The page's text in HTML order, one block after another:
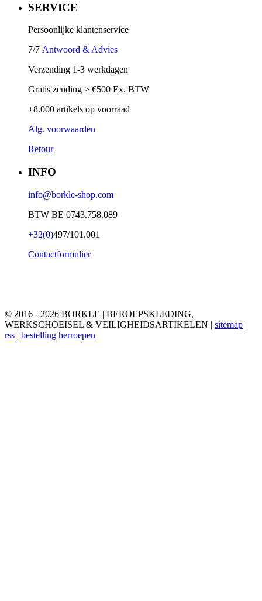
SERVICE
Persoonlijke klantenservice
7/7 Antwoord & Advies
Verzending 1-3 werkdagen
Gratis zending > €500 Ex. BTW
+8.000 artikels op voorraad
Alg. voorwaarden
Retour
INFO
info@borkle-shop.com
BTW BE 0743.758.089
+32(0)497/101.001
Contactformulier
© 2016 - 2026 BORKLE | BEROEPSKLEDING,
WERKSCHOEISEL & VEILIGHEIDSARTIKELEN | sitemap |
rss | bestelling herroepen